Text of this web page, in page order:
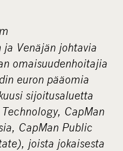
ja Venäjän johtavia
omaisuudenhoitajia
euron pääomia
sijoitusaluetta
CapMan
CapMan Public
joista jokaisesta